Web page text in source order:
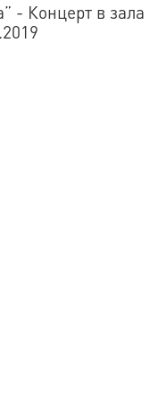
- Концерт в зала